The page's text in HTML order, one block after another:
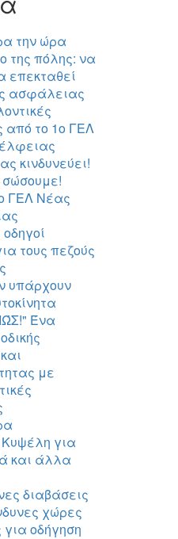
την ώρα
της πόλης: να
επεκταθεί
ασφάλειας
από το 1ο ΓΕΛ
κινδυνεύει!
ΓΕΛ Νέας
τους πεζούς
υπάρχουν
Ένα
με
για
και άλλα
διαβάσεις
χώρες
οδήγηση